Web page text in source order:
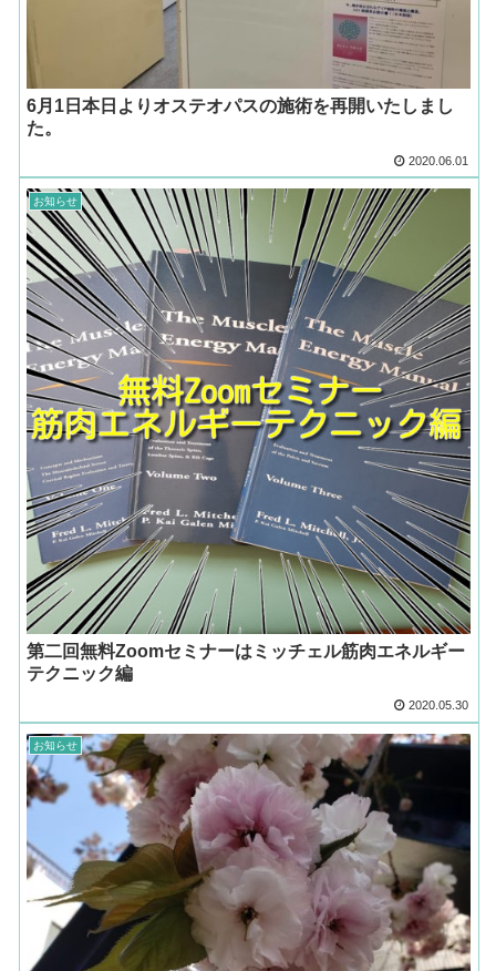
6月1日本日よりオステオパスの施術を再開いたしまし
た。
2020.06.01
お知らせ
第二回無料Zoomセミナーはミッチェル筋肉エネルギー
テクニック編
2020.05.30
お知らせ